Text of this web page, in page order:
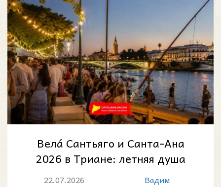
Велá Сантьяго и Санта-Ана
2026 в Триане: летняя душа
Севильи у Гвадалквивира
22.07.2026
Вадим